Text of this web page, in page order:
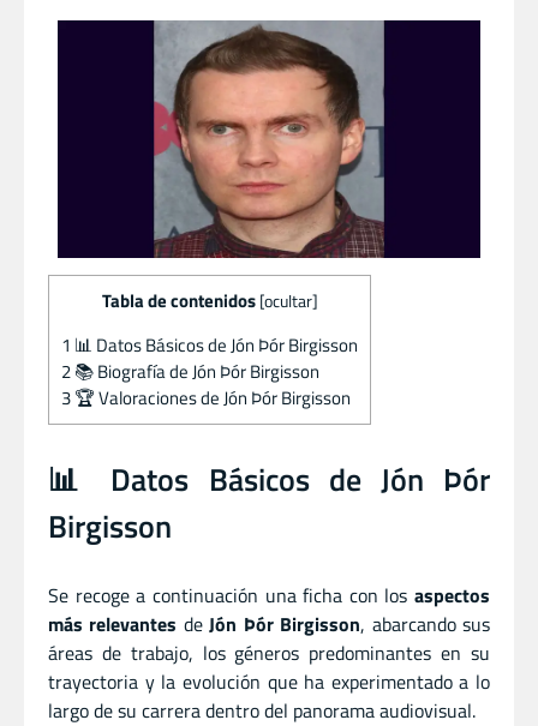
Tabla de contenidos [ocultar]
1 📊 Datos Básicos de Jón Þór Birgisson
2📚 Biografía de Jón Þór Birgisson
3🏆 Valoraciones de Jón Þór Birgisson
📊 Datos Básicos de Jón Þór
Birgisson
Se recoge a continuación una ficha con los aspectos
más relevantes deJón Þór Birgisson, abarcando sus
áreas de trabajo, los géneros predominantes en su
trayectoria y la evolución que ha experimentado a lo
largo de su carrera dentro del panorama audiovisual.